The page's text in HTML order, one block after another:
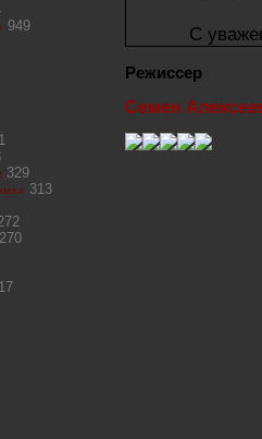
С
Режиссер
Семен
949
329
313
270